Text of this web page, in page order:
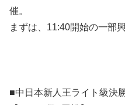
催。
まずは、11:40開始の一部
■中日本新人王ライト級決